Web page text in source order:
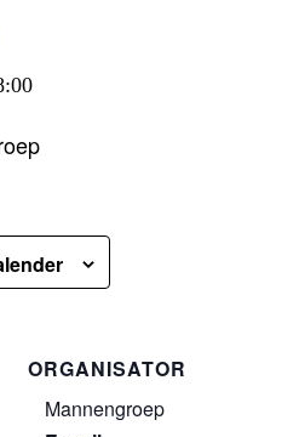
ORGANISATOR
Mannengroep